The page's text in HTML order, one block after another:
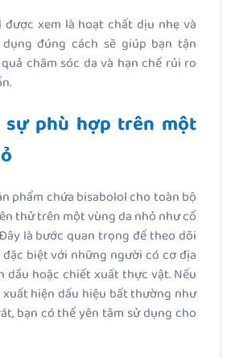
được xem là hoạt chất dịu nhẹ và
đúng cách sẽ giúp bạn tận
chăm sóc da và hạn chế rủi ro
sự phù hợp trên một
phẩm chứa bisabolol cho toàn bộ
thử trên một vùng da nhỏ như cổ
là bước quan trọng để theo dõi
đặc biệt với những người có cơ địa
dầu hoặc chiết xuất thực vật. Nếu
hiện dấu hiệu bất thường như
bạn có thể yên tâm sử dụng cho